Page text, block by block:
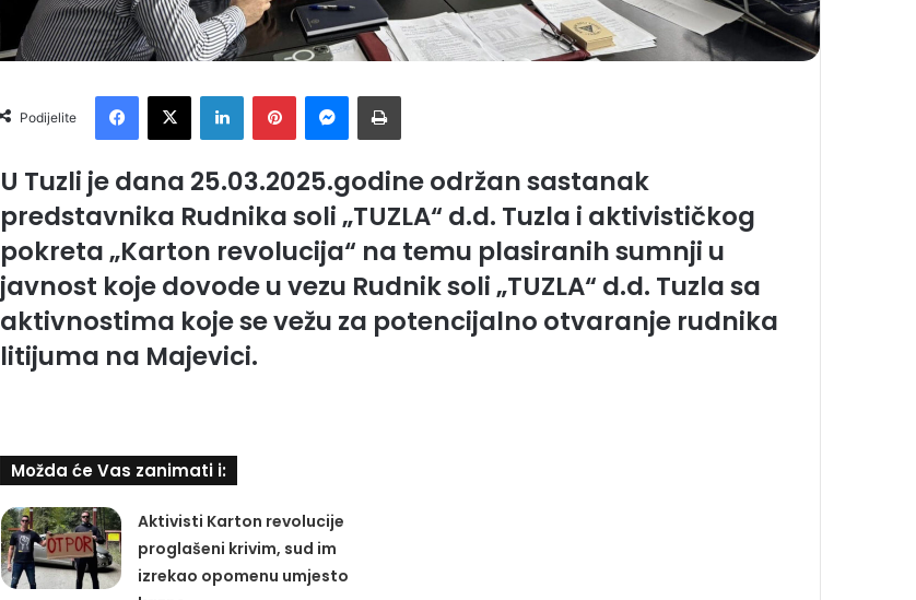
Podijelite
U Tuzli je dana 25.03.2025.godine održan sastanak
predstavnika Rudnika soli „TUZLA“ d.d. Tuzla i aktivističkog
pokreta „Karton revolucija“ na temu plasiranih sumnji u
javnost koje dovode u vezu Rudnik soli „TUZLA“ d.d. Tuzla sa
aktivnostima koje se vežu za potencijalno otvaranje rudnika
litijuma na Majevici.
Možda će Vas zanimati i:
Aktivisti Karton revolucije
proglašeni krivim, sud im
izrekao opomenu umjesto